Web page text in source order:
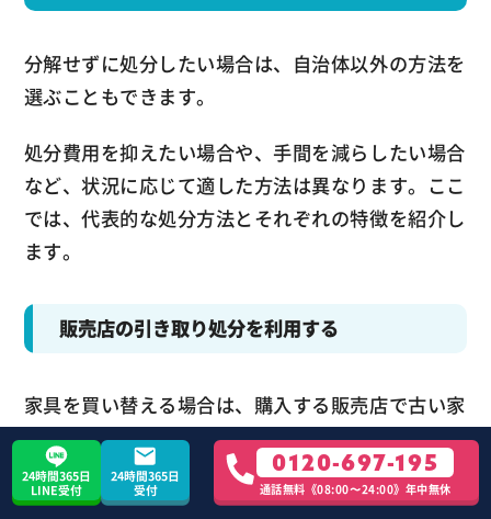
分解せずに処分したい場合は、自治体以外の方法を
選ぶこともできます。
処分費用を抑えたい場合や、手間を減らしたい場合
など、状況に応じて適した方法は異なります。ここ
では、代表的な処分方法とそれぞれの特徴を紹介し
ます。
販売店の引き取り処分を利用する
家具を買い替える場合は、購入する販売店で古い家
具の引き取りを依頼できることがあります。新しい
家具の配送とあわせて回収してもらえるため、自分
で運び出す手間を減らしやすいのが特徴です。
24時間365日
LINE受付
24時間365日
受付
0120-697-195
通話無料《08:00〜24:00》年中無休